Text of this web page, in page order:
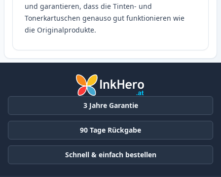
und garantieren, dass die Tinten- und
Tonerkartuschen genauso gut funktionieren wie
die Originalprodukte.
3 Jahre Garantie
90 Tage Rückgabe
Schnell & einfach bestellen